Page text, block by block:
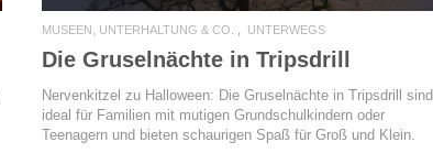
MUSEEN, UNTERHALTUNG & CO. UNTERWEGS
Die Gruselnächte in Tripsdrill
Nervenkitzel zu Halloween: Die Gruselnächte in Tripsdrill sind
ideal für Familien mit mutigen Grundschulkindern oder
Teenagern und bieten schaurigen Spaß für Groß und Klein.